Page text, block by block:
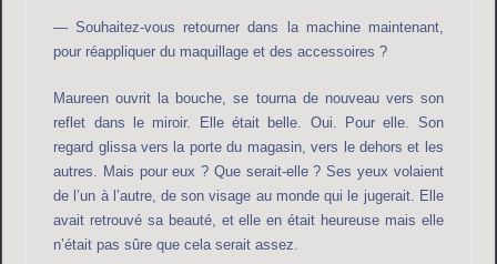
— Souhaitez-vous retourner dans la machine maintenant,
pour réappliquer du maquillage et des accessoires ?
Maureen ouvrit la bouche, se tourna de nouveau vers son
reflet dans le miroir. Elle était belle. Oui. Pour elle. Son
regard glissa vers la porte du magasin, vers le dehors et les
autres. Mais pour eux ? Que serait-elle ? Ses yeux volaient
de l’un à l’autre, de son visage au monde qui le jugerait. Elle
avait retrouvé sa beauté, et elle en était heureuse mais elle
n’était pas sûre que cela serait assez.